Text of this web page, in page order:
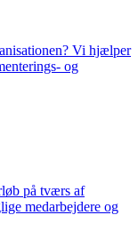
Vi hjælper
og
på tværs af
medarbejdere og